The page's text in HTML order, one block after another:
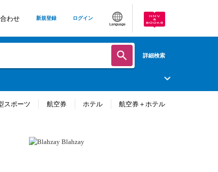
わせ 新規登録 ログイン
Language
詳細検索
スポーツ 航空券 ホテル 航空券＋ホテル